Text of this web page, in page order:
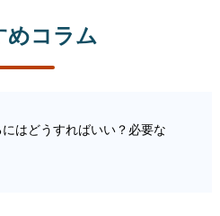
めコラム
はどうすればいい？必要な